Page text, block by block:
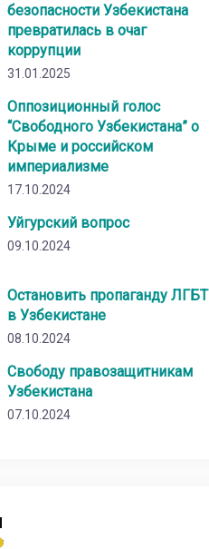
безопасности Узбекистана
превратилась в очаг
коррупции
31.01.2025
Оппозиционный голос
“Свободного Узбекистана” о
Крыме и российском
империализме
17.10.2024
Уйгурский вопрос
09.10.2024
Остановить пропаганду ЛГБТ
в Узбекистане
08.10.2024
Свободу правозащитникам
Узбекистана
07.10.2024